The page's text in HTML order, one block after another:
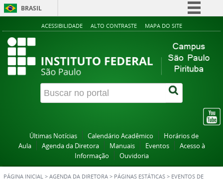
BRASIL
Simplifique!
Participe
Acesso à informação
Legislação
Canais
ACESSIBILIDADE ALTO CONTRASTE MAPA DO SITE
Últimas Notícias Calendário Acadêmico
Horários de
Aula
Agenda da Diretora Manuais Eventos
Acesso à
Informação
Ouvidoria
PÁGINA INICIAL > AGENDA DA DIRETORA > PÁGINAS ESTÁTICAS > EVENTOS DE